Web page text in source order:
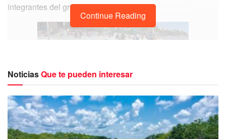
integrantes del grupo.
Presuntamenteel joven ahogado se encontraba poco
antes de meterse al mar,ingiriendo bebidas alcohólicas
en compañía de su grupo de amigosen una playa
Continue Reading
NoticiasQue te pueden interesar